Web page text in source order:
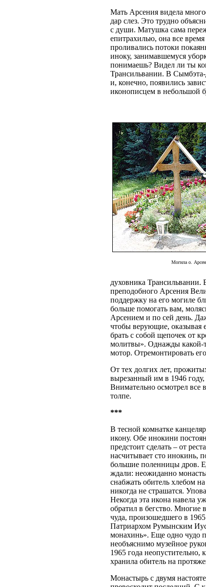
Мать Арсения видела
дар слез. Это трудно
с души. Матушка сама
епитрахилью, она все
проливались потоки
иноку, занимавшемуся
понимаешь? Видел ли ты
Трансильвании. В
и, конечно, появились
иконописцем в небольшой
Могила о.
духовника Трансильвании.
преподобного Арсения
поддержку на его могиле
больше помогать вам,
Арсением и по сей день.
чтобы верующие, оказывая
брать с собой щепочек от
молитвы». Однажды какой-
мотор. Отремонтировать
От тех долгих лет,
вырезанный им в 1946
Внимательно осмотрел все
толпе.
***
В тесной комнатке
икону. Обе инокини
предстоит сделать – от
насчитывает сто инокинь,
большие поленницы дров.
ждали: неожиданно
снабжать обитель хлебом
никогда не страшатся.
Некогда эта икона навела
обратил в бегство. Многие
чуда, произошедшего в
Патриархом Румынским
монахинь». Еще одно чудо
необъяснимо музейное
1965 года
хранила обитель на
Монастырь с двумя